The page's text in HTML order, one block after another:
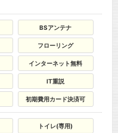
BSアンテナ
フローリング
インターネット無料
IT重説
初期費用カード決済可
トイレ(専用)